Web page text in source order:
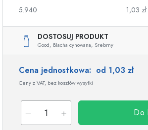
Walentynki
Butelki ozdobne
Gąsiory i balony na wino
5.940
1,03 zł
DOSTOSUJ PRODUKT
Good, Blacha cynowana, Srebrny
Cena jednostkowa: od 1,03 zł
Ceny z VAT, bez kosztów wysyłki
Do